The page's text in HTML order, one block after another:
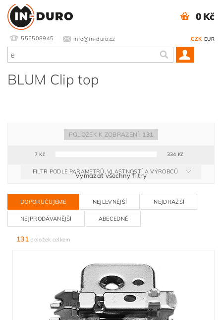
555508945 info@in-duro.cz CZK EUR
0 Kč
BLUM Clip top
7Kč 334 Kč
POLOŽEK K ZOBRAZENÍ: 131
FILTR PODLE PARAMETRŮ, VLASTNOSTÍ A VÝROBCŮ
Vymazat všechny filtry
DOPORUČUJEME NEJLEVNĚJŠÍ NEJDRAŽŠÍ
NEJPRODÁVANĚJŠÍ ABECEDNĚ
131položek celkem